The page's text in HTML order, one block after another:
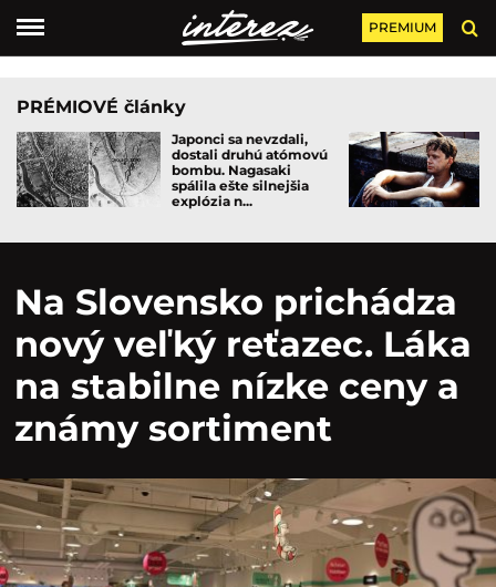
PREMIUM
PRÉMIOVÉ články
Japonci sa nevzdali,
dostali druhú atómovú
bombu. Nagasaki
spálila ešte silnejšia
explózia n...
Na Slovensko prichádza
nový veľký reťazec. Láka
na stabilne nízke ceny a
známy sortiment